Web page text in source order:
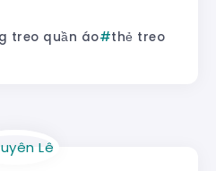
treo quần áo thẻ treo